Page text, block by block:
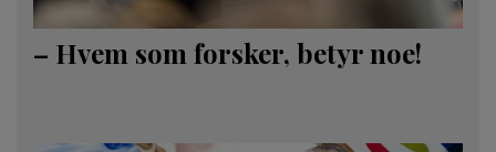
– Hvem som forsker, betyr noe!